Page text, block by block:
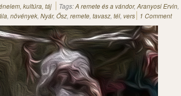
kultúra, táj Tags:A remete és a vándor, Aranyosi Ervin,
, növények, Nyár, Ősz, remete, tavasz, tél, vers 1 Comment